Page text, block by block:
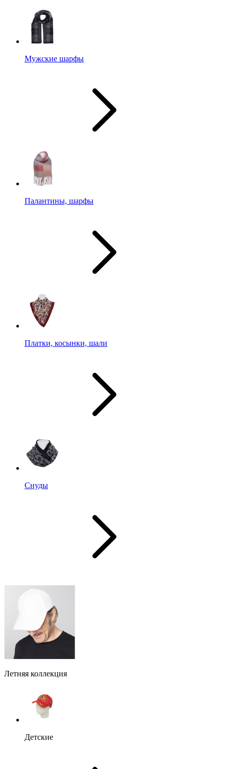
Мужские шарфы
Палантины, шарфы
Платки, косынки, шали
Снуды
Летняя коллекция
Детские